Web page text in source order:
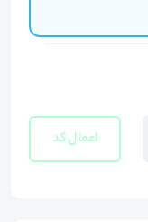
اعمال کد